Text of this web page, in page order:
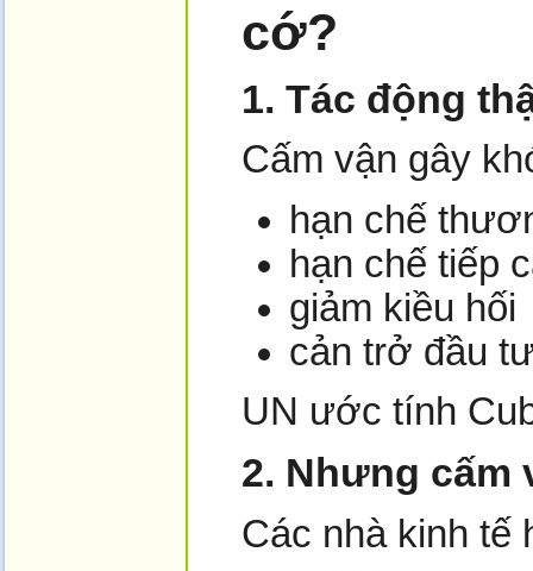
cớ?
1. Tác động
Cấm vận gây
hạn chế
hạn chế tiếp
giảm kiều hối
cản trở đầu
UN ước tính
2. Nhưng cấm
Các nhà kinh tế